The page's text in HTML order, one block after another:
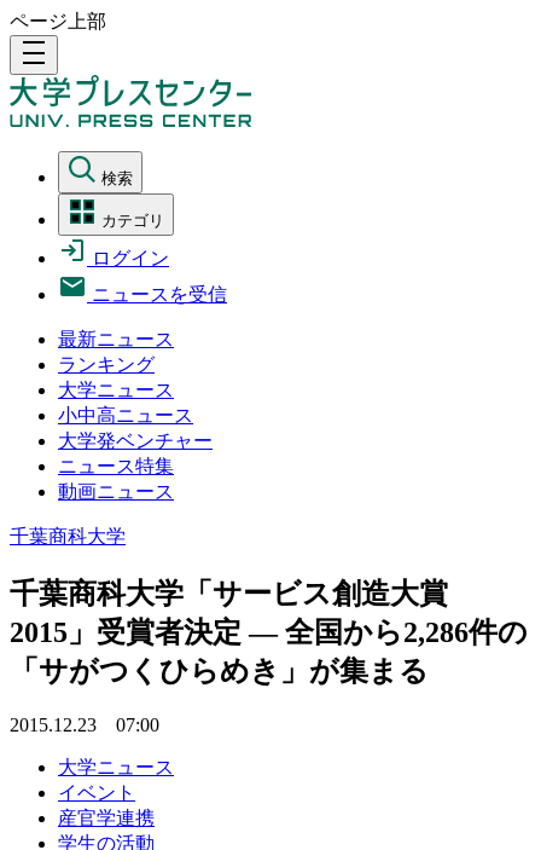
ページ上部
density_medium
検索
カテゴリ
ログイン
ニュースを受信
最新ニュース
ランキング
大学ニュース
小中高ニュース
大学発ベンチャー
ニュース特集
動画ニュース
千葉商科大学
千葉商科大学「サービス創造大賞
2015」受賞者決定 — 全国から2,286件の
「サがつくひらめき」が集まる
2015.12.23 07:00
大学ニュース
イベント
産官学連携
学生の活動